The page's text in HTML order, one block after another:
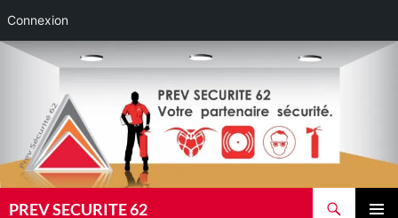
Connexion
Aller
PREV SECURITE 62